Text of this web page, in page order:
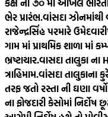
કક્ષ ની ૭૦ મો અખિલ
ભેર પ્રારંભ.વાંસદા
રાજેન્દ્રસિંહ પરમારે
ગામ માં પ્રાથમિક શાળા માં
ભ્રષ્ટાચાર.વાસદા તાલુકા ના
ત્રાહિમામ.વાંસદા તાલુકાના
તરફ જતો રસ્તા ની ઘણા
ના ફોજદારી કેસોમાં